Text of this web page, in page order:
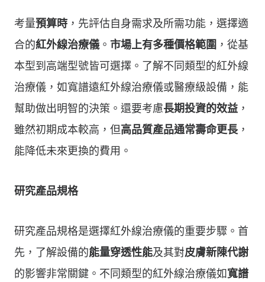
考量預算時 ，先評估自身需求及所需功能，選擇適
合的紅外線治療儀 。 市場上有多種價格範圍 ，從基
本型到高端型號皆可選擇。了解不同類型的紅外線
治療儀，如寬譜遠紅外線治療儀或醫療級設備，能
幫助做出明智的決策。還要考慮長期投資的效益 ，
雖然初期成本較高，但高品質產品通常壽命更長 ，
能降低未來更換的費用。
研究產品規格
研究產品規格是選擇紅外線治療儀的重要步驟。首
先，了解設備的能量穿透性能及其對皮膚新陳代謝
的影響非常關鍵。不同類型的紅外線治療儀如寬譜